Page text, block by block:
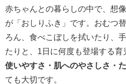
赤ちゃんとの暮らしの中で、想
が「おしりふき」です。おむつ
ろん、食べこぼしを拭いたり、
たりと、1日に何度も登場する育
使いやすさ・肌へのやさしさ・
ても大切です。